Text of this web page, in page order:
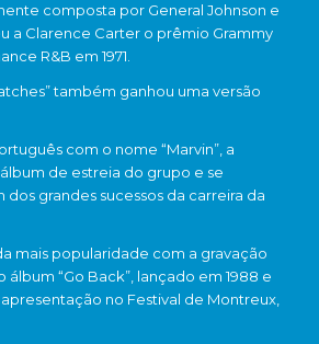
composta por General Johnson e
a Clarence Carter o prêmio Grammy
R&B em 1971.
também ganhou uma versão
com o nome “Marvin”, a
de estreia do grupo e se
dos grandes sucessos da carreira da
mais popularidade com a gravação
álbum “Go Back”, lançado em 1988 e
no Festival de Montreux,